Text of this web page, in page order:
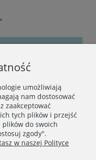
»
chcesz otrzymywać
i promocjach.
Zapisz się
umożliwiają
nam dostosować
zaakceptować
tych plików i przejść
do swoich
zgody".
w naszej Polityce